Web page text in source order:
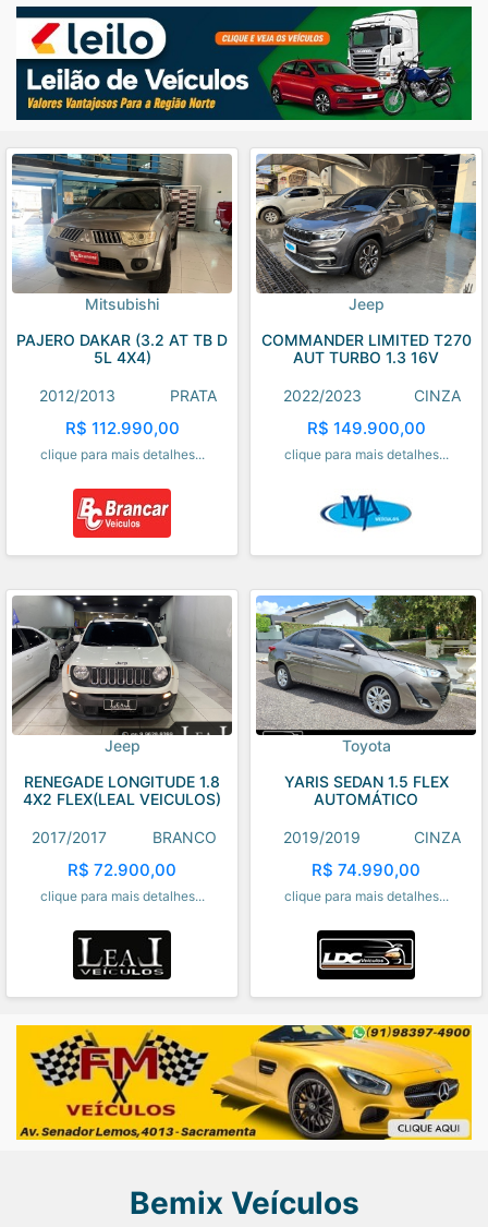
Mitsubishi
PAJERO DAKAR (3.2 AT TB D
5L 4X4)
2012/2013 PRATA
R$ 112.990,00
clique para mais detalhes...
Jeep
COMMANDER LIMITED T270
AUT TURBO 1.3 16V
2022/2023 CINZA
R$ 149.900,00
clique para mais detalhes...
Jeep
RENEGADE LONGITUDE 1.8
4X2 FLEX(LEAL VEICULOS)
2017/2017 BRANCO
R$ 72.900,00
clique para mais detalhes...
Toyota
YARIS SEDAN 1.5 FLEX
AUTOMÁTICO
2019/2019 CINZA
R$ 74.990,00
clique para mais detalhes...
Bemix Veículos